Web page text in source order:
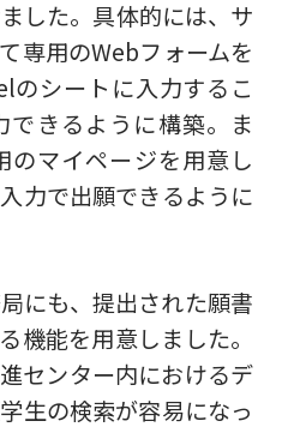
した。具体的には、サ
専用のWebフォームを
のシートに入力するこ
できるように構築。ま
のマイページを用意し
力で出願できるように
にも、提出された願書
機能を用意しました。
センター内におけるデ
生の検索が容易になっ